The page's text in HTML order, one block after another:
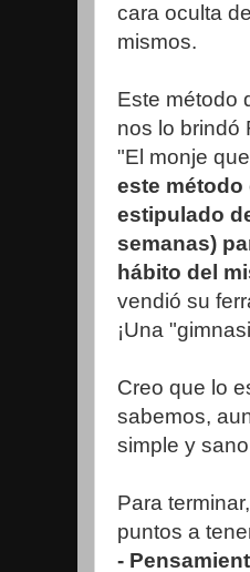
cara oculta
mismos.
Este método
nos lo brindó
"El monje que
este
estipulado
semanas)
hábito del
vendió su
¡Una
Creo que lo
sabemos,
simple y
Para
puntos a
-